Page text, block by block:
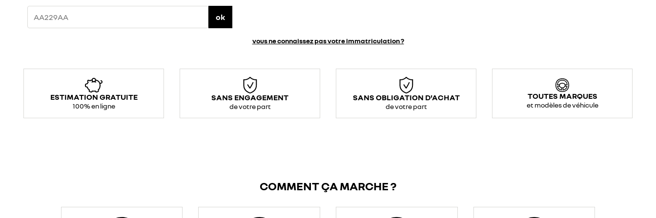
ok
vous ne connaissez pas votre immatriculation ?
ESTIMATION GRATUITE
100% en ligne
SANS ENGAGEMENT
de votre part
SANS OBLIGATION D'ACHAT
de votre part
TOUTES MARQUES
et modèles de véhicule
COMMENT ÇA MARCHE ?